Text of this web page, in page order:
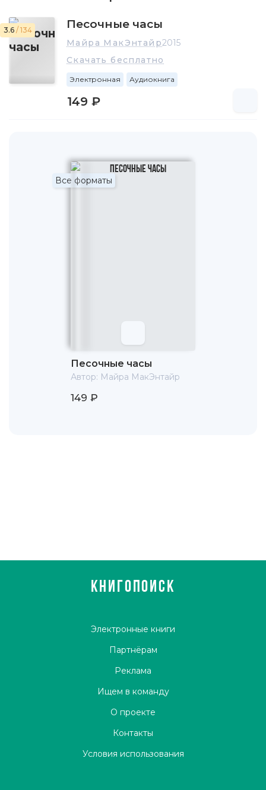
3.6 / 134 Песочные часы
Майра МакЭнтайр2015
Скачать бесплатно
Электронная Аудиокнига
149 ₽
Все форматы
Песочные часы
Автор: Майра МакЭнтайр
149 ₽
КНИГОПОИСК
Электронные книги
Партнёрам
Реклама
Ищем в команду
О проекте
Контакты
Условия использования